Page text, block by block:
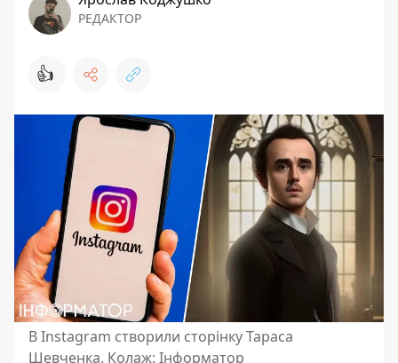
РЕДАКТОР
👍
В Instagram створили сторінку Тараса
Шевченка. Колаж: Інформатор